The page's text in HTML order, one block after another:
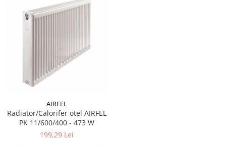
Puffer fara serpentina
Puffer 1 serpentina
Puffer 2 serpentine
Puffer pentru pompe de caldura
Aer conditionat
Dezumidificatoare
Aparate de Aer conditionat 9000
btu
Aparate de Aer conditionat 12000
AIRFEL
Radiator/Calorifer otel AIRFEL
PK 11/600/400 - 473 W
199,29 Lei